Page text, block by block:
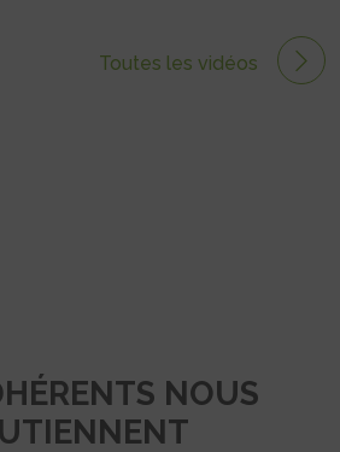
Toutes les vidéos
NOUS